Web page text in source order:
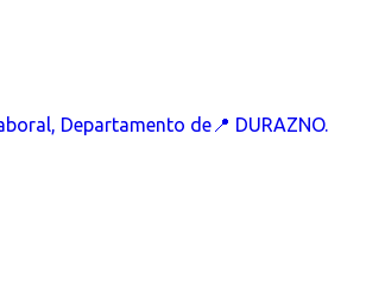
Departamento de📍 DURAZNO.